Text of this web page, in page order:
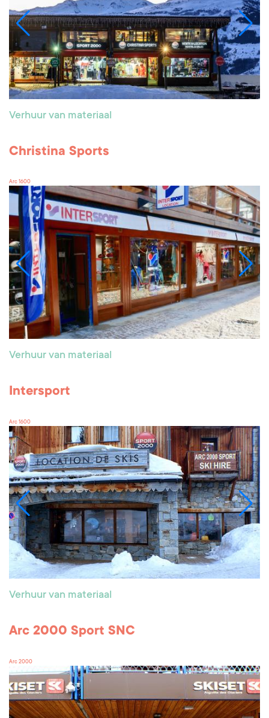
Verhuur van materiaal
Christina Sports
Arc 1600
Verhuur van materiaal
Intersport
Arc 1600
Verhuur van materiaal
Arc 2000 Sport SNC
Arc 2000